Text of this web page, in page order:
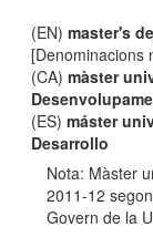
(EN)master's
[Denominacions
(CA)màster
(ES)máster
Desarrollo
Nota: Màster
2011-12
Govern de la